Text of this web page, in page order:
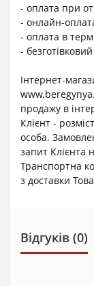
- оплата при
- онлайн-
- оплата в
-
Інтернет-
продажу в
Клієнт -
особа.
запит Клієнта
Транспортна
з доставки
Відгуків (0)